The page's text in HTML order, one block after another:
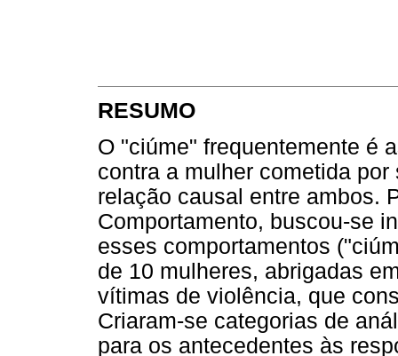
RESUMO
O "ciúme" frequentemente é
contra a mulher cometida
relação causal entre ambos.
Comportamento, buscou-se
esses comportamentos
de 10 mulheres, abrigadas
vítimas de violência, que
Criaram-se categorias de
para os antecedentes às